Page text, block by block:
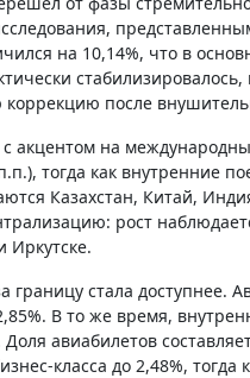
на 10,14%, что в
после
акцентом на
тогда как внутренние
Казахстан, Китай,
рост
Иркутске.
границу стала доступнее.
В то же время,
авиабилетов
класса до 2,48%,